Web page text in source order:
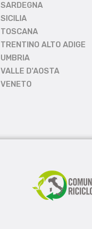
SARDEGNA
SICILIA
TOSCANA
TRENTINO ALTO ADIGE
UMBRIA
VALLE D'AOSTA
VENETO